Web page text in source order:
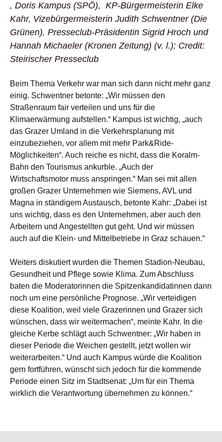
, Doris Kampus (SPÖ), KP-Bürgermeisterin Elke
Kahr, Vizebürgermeisterin Judith Schwentner (Die
Grünen), Presseclub-Präsidentin Sigrid Hroch und
Hannah Michaeler (Kronen Zeitung) (v. l.); Credit:
Steirischer Presseclub
Beim Thema Verkehr war man sich dann nicht mehr ganz
einig. Schwentner betonte: „Wir müssen den
Straßenraum fair verteilen und uns für die
Klimaerwärmung aufstellen.“ Kampus ist wichtig, „auch
das Grazer Umland in die Verkehrsplanung mit
einzubeziehen, vor allem mit mehr Park&Ride-
Möglichkeiten“. Auch reiche es nicht, dass die Koralm-
Bahn den Tourismus ankurble. „Auch der
Wirtschaftsmotor muss anspringen.“ Man sei mit allen
großen Grazer Unternehmen wie Siemens, AVL und
Magna in ständigem Austausch, betonte Kahr: „Dabei ist
uns wichtig, dass es den Unternehmen, aber auch den
Arbeitern und Angestellten gut geht. Und wir müssen
auch auf die Klein- und Mittelbetriebe in Graz schauen.“
Weiters diskutiert wurden die Themen Stadion-Neubau,
Gesundheit und Pflege sowie Klima. Zum Abschluss
baten die Moderatorinnen die Spitzenkandidatinnen dann
noch um eine persönliche Prognose. „Wir verteidigen
diese Koalition, weil viele Grazerinnen und Grazer sich
wünschen, dass wir weitermachen“, meinte Kahr. In die
gleiche Kerbe schlägt auch Schwentner: „Wir haben in
dieser Periode die Weichen gestellt, jetzt wollen wir
weiterarbeiten.“ Und auch Kampus würde die Koalition
gern fortführen, wünscht sich jedoch für die kommende
Periode einen Sitz im Stadtsenat: „Um für ein Thema
wirklich die Verantwortung übernehmen zu können.“